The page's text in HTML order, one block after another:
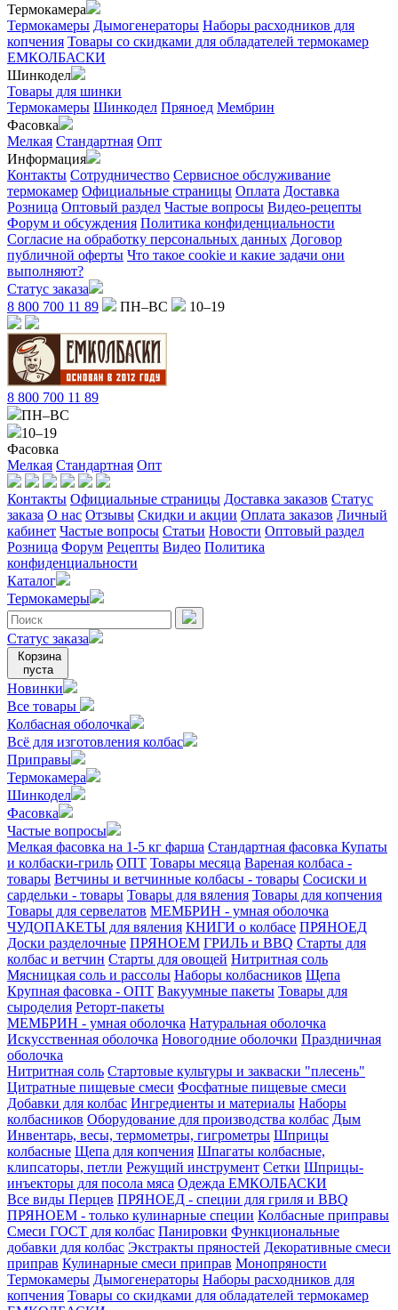
Термокамера
Термокамеры Дымогенераторы Наборы расходников для
копчения Товары со скидками для обладателей термокамер
ЕМКОЛБАСКИ
Шинкодел
Товары для шинки
Термокамеры Шинкодел Пряноед Мембрин
Фасовка
Мелкая Стандартная Опт
Информация
Контакты Сотрудничество Сервисное обслуживание
термокамер Официальные страницы Оплата Доставка
Розница Оптовый раздел Частые вопросы Видео-рецепты
Форум и обсуждения Политика конфиденциальности
Согласие на обработку персональных данных Договор
публичной оферты Что такое cookie и какие задачи они
выполняют?
Статус заказа
8 800 700 11 89
ПН–ВС 10–19
8 800 700 11 89
ПН–ВС
10–19
Фасовка
Мелкая Стандартная Опт
Контакты Официальные страницы Доставка заказов Статус
заказа О нас Отзывы Скидки и акции Оплата заказов Личный
кабинет Частые вопросы Статьи Новости Оптовый раздел
Розница Форум Рецепты Видео Политика
конфиденциальности
Каталог
Термокамеры
Статус заказа
Корзина
пуста
Новинки
Все товары
Колбасная оболочка
Всё для изготовления колбас
Приправы
Термокамера
Шинкодел
Фасовка
Частые вопросы
Мелкая фасовка на 1-5 кг фарша Стандартная фасовка Купаты
и колбаски-гриль ОПТ Товары месяца Вареная колбаса -
товары Ветчины и ветчинные колбасы - товары Сосиски и
сардельки - товары Товары для вяления Товары для копчения
Товары для сервелатов МЕМБРИН - умная оболочка
ЧУДОПАКЕТЫ для вяления КНИГИ о колбасе ПРЯНОЕД
Доски разделочные ПРЯНОЕМ ГРИЛЬ и BBQ Старты для
колбас и ветчин Старты для овощей Нитритная соль
Мясницкая соль и рассолы Наборы колбасников Щепа
Крупная фасовка - ОПТ Вакуумные пакеты Товары для
сыроделия Реторт-пакеты
МЕМБРИН - умная оболочка Натуральная оболочка
Искусственная оболочка Новогодние оболочки Праздничная
оболочка
Нитритная соль Стартовые культуры и закваски "плесень"
Цитратные пищевые смеси Фосфатные пищевые смеси
Добавки для колбас Ингредиенты и материалы Наборы
колбасников Оборудование для производства колбас Дым
Инвентарь, весы, термометры, гигрометры Шприцы
колбасные Щепа для копчения Шпагаты колбасные,
клипсаторы, петли Режущий инструмент Сетки Шприцы-
инъекторы для посола мяса Одежда ЕМКОЛБАСКИ
Все виды Перцев ПРЯНОЕД - специи для гриля и BBQ
ПРЯНОЕМ - только кулинарные специи Колбасные приправы
Смеси ГОСТ для колбас Панировки Функциональные
добавки для колбас Экстракты пряностей Декоративные смеси
приправ Кулинарные смеси приправ Монопряности
Термокамеры Дымогенераторы Наборы расходников для
копчения Товары со скидками для обладателей термокамер